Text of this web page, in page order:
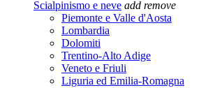
Scialpinismo e neve add remove
Piemonte e Valle d'Aosta
Lombardia
Dolomiti
Trentino-Alto Adige
Veneto e Friuli
Liguria ed Emilia-Romagna